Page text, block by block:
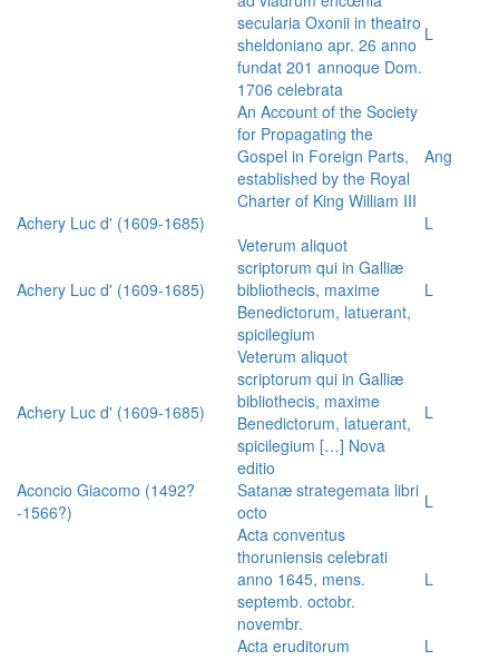
secularia Oxonii in theatro
sheldoniano apr. 26 anno
fundat 201 annoque Dom.
1706 celebrata
L
An Account of the Society
for Propagating the
Gospel in Foreign Parts,
established by the Royal
Charter of King William III
Ang
Achery Luc d' (1609-1685) L
Achery Luc d' (1609-1685)
Veterum aliquot
scriptorum qui in Galliæ
bibliothecis, maxime
Benedictorum, latuerant,
spicilegium
L
Achery Luc d' (1609-1685)
Veterum aliquot
scriptorum qui in Galliæ
bibliothecis, maxime
Benedictorum, latuerant,
spicilegium […] Nova
editio
L
Aconcio Giacomo (1492?
-1566?)
Satanæ strategemata libri
octo
L
Acta conventus
thoruniensis celebrati
anno 1645, mens.
septemb. octobr.
novembr.
L
Acta eruditorum
L